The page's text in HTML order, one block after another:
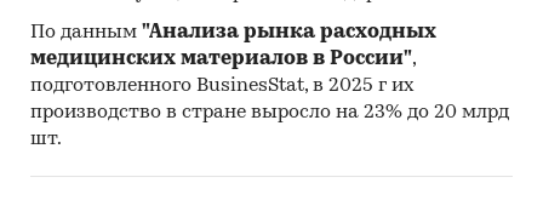
аналитические обзоры.
Ресурсы сети Интернет в России и мире.
Экспертные опросы.
По данным "Анализа рынка расходных
медицинских материалов в России",
подготовленного BusinesStat, в 2025 г их
производство в стране выросло на 23% до 20 млрд
шт.